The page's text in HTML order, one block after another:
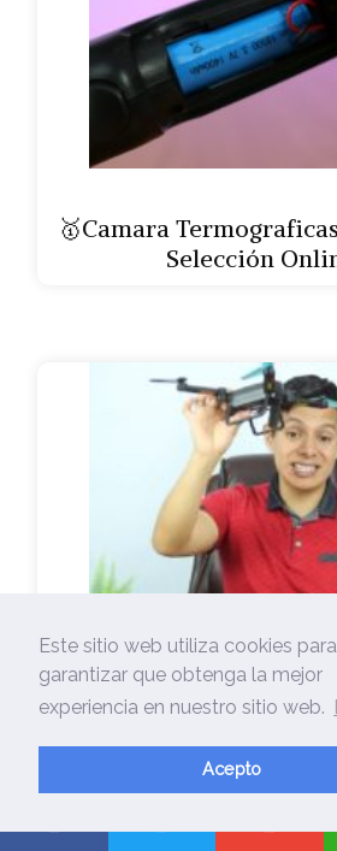
🥇Camara
Selección
🥇Camara Seguridad
Mejor
Este sitio web utiliza cookies para
garantizar que obtenga la mejor
experiencia en nuestro sitio web.
Acepto